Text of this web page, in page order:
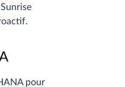
pour